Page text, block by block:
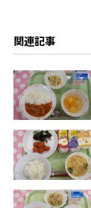
関連記事